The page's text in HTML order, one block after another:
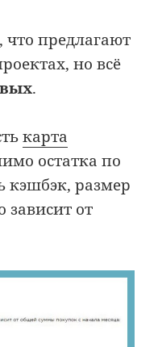
что предлагают
но всё
.
карта
остатка по
кэшбэк, размер
зависит от